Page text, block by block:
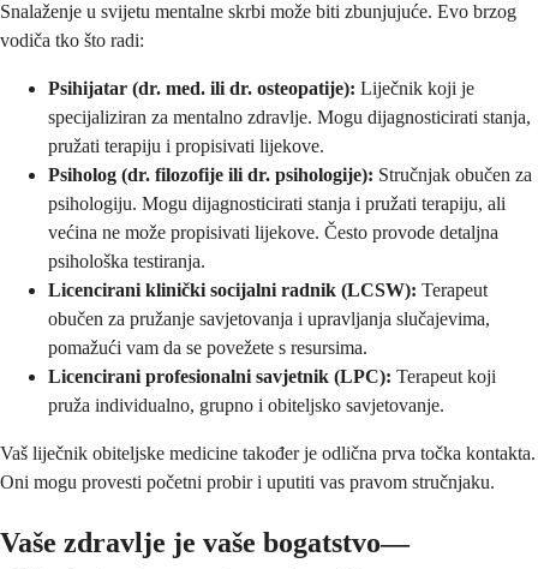
Snalaženje u svijetu mentalne skrbi može biti zbunjujuće. Evo brzog
vodiča tko što radi:
Psihijatar (dr. med. ili dr. osteopatije): Liječnik koji je
specijaliziran za mentalno zdravlje. Mogu dijagnosticirati stanja,
pružati terapiju i propisivati lijekove.
Psiholog (dr. filozofije ili dr. psihologije): Stručnjak obučen za
psihologiju. Mogu dijagnosticirati stanja i pružati terapiju, ali
većina ne može propisivati lijekove. Često provode detaljna
psihološka testiranja.
Licencirani klinički socijalni radnik (LCSW): Terapeut
obučen za pružanje savjetovanja i upravljanja slučajevima,
pomažući vam da se povežete s resursima.
Licencirani profesionalni savjetnik (LPC): Terapeut koji
pruža individualno, grupno i obiteljsko savjetovanje.
Vaš liječnik obiteljske medicine također je odlična prva točka kontakta.
Oni mogu provesti početni probir i uputiti vas pravom stručnjaku.
Vaše zdravlje je vaše bogatstvo—